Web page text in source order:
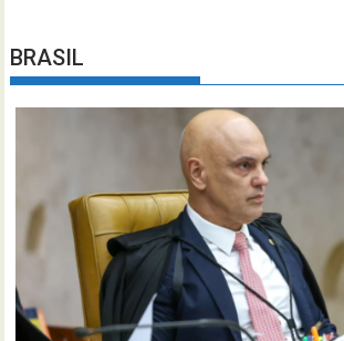
BRASIL